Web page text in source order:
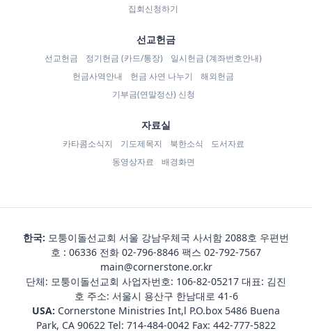
집회신청하기
선교헌금
선교헌금 정기헌금 (카드/통장)
일시헌금 (계좌번호안내)
헌금사역안내
헌금 사연 나누기
해외헌금
기부금(연말정산) 신청
자료실
카타콤소식지 기도제목지 북한소식
도서자료
동영상자료
배경화면
한국: 모퉁이돌선교회 서울 강남우체국 사서함 2088호 우편번
호 : 06336 전화 02-796-8846 팩스 02-792-7567
main@cornerstone.or.kr
단체: 모퉁이돌선교회 사업자번호: 106-82-05217 대표: 김진
호 주소: 서울시 용산구 한남대로 41-6
USA: Cornerstone Ministries Int,l P.O.box 5486 Buena
Park, CA 90622 Tel: 714-484-0042 Fax: 442-777-5822